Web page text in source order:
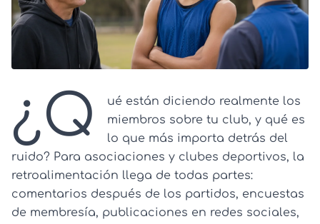
¿Q
ué están diciendo realmente los
miembros sobre tu club, y qué es
lo que más importa detrás del
ruido? Para asociaciones y clubes deportivos, la
retroalimentación llega de todas partes:
comentarios después de los partidos, encuestas
de membresía, publicaciones en redes sociales,